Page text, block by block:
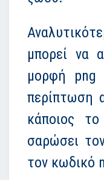
μπορεί να
μορφή png
περίπτωση
κάποιος
σαρώσει
τον κωδικό